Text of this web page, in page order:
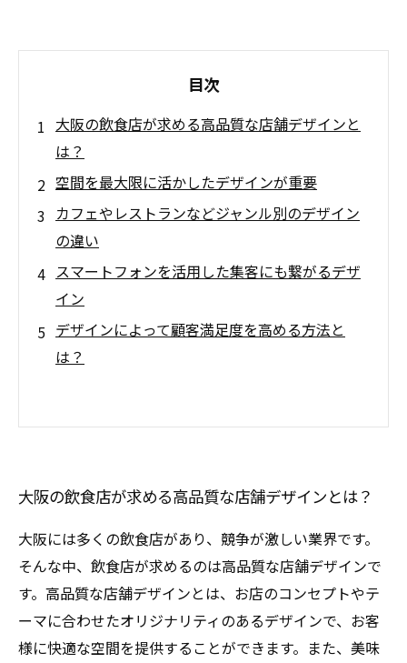
目次
大阪の飲食店が求める高品質な店舗デザインと
は？
空間を最大限に活かしたデザインが重要
カフェやレストランなどジャンル別のデザイン
の違い
スマートフォンを活用した集客にも繋がるデザ
イン
デザインによって顧客満足度を高める方法と
は？
大阪の飲食店が求める高品質な店舗デザインとは？
大阪には多くの飲食店があり、競争が激しい業界です。
そんな中、飲食店が求めるのは高品質な店舗デザインで
す。高品質な店舗デザインとは、お店のコンセプトやテ
ーマに合わせたオリジナリティのあるデザインで、お客
様に快適な空間を提供することができます。また、美味